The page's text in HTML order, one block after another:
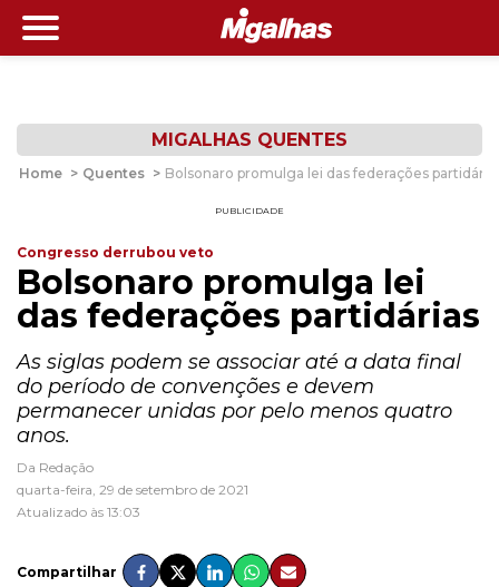
MIGALHAS QUENTES
Home > Quentes > Bolsonaro promulga lei das federações
PUBLICIDADE
Congresso derrubou veto
Bolsonaro promulga lei
das federações partidárias
As siglas podem se associar até a data final
do período de convenções e devem
permanecer unidas por pelo menos quatro
anos.
Da Redação
quarta-feira, 29 de setembro de 2021
Atualizado às 13:03
Compartilhar